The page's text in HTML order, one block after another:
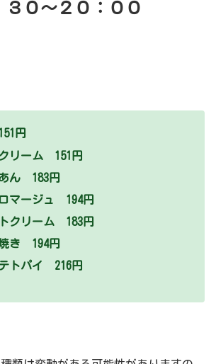
３０～２０：００
円
リーム 151円
ん 183円
マージュ 194円
クリーム 183円
き 194円
トパイ 216円